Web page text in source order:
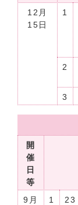
12月
15日
1
2
3
開
催
日
等
9月
1
23